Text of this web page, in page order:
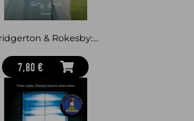
Bridgerton & Rokesby: Neiti Bridgerton
7,80 €